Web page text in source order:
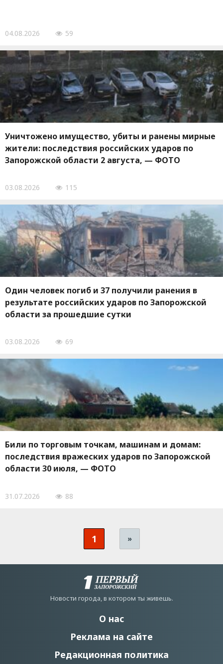
04.08.2026 59
Уничтожено имущество, убиты и ранены мирные
жители: последствия российских ударов по
Запорожской области 2 августа, — ФОТО
03.08.2026 115
Один человек погиб и 37 получили ранения в
результате российских ударов по Запорожской
области за прошедшие сутки
03.08.2026 69
Били по торговым точкам, машинам и домам:
последствия вражеских ударов по Запорожской
области 30 июля, — ФОТО
31.07.2026 88
1 »
Новости города, в котором ты живешь.
О нас
Реклама на сайте
Редакционная политика